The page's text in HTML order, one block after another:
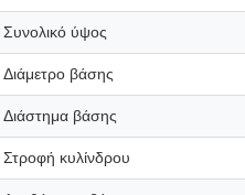
Συνολικό ύψος
Διάμετρο βάσης
Διάστημα βάσης
Στροφή κυλίνδρου